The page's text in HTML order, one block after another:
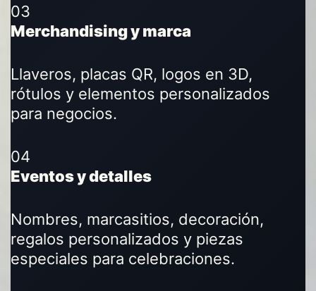
03
Merchandising y marca
Llaveros, placas QR, logos en 3D,
rótulos y elementos personalizados
para negocios.
04
Eventos y detalles
Nombres, marcasitios, decoración,
regalos personalizados y piezas
especiales para celebraciones.